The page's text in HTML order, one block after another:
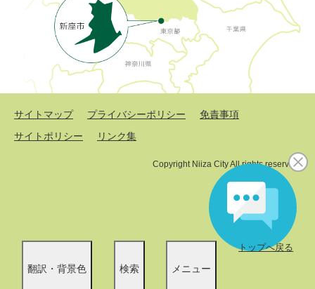
翻訳・背景色 検索 メニュー
トップへ戻る
サイトマップ プライバシーポリシー
免責事項
サイトポリシー
リンク集
Copyright Niiza City All rights reserved.